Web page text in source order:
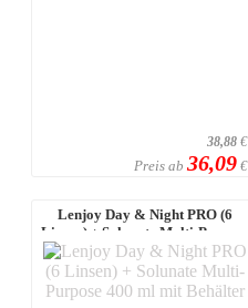
38,88 €
Preis ab 36,09 €
Lenjoy Day & Night PRO (6
Linsen) + Solunate Multi-Purpose
400 m ...